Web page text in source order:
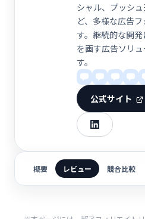
シャル、プッシ
ど、多様な広告
す。継続的な開
を画す広告ソリ
す。
公式サイト
概要 レビュー 競合比較